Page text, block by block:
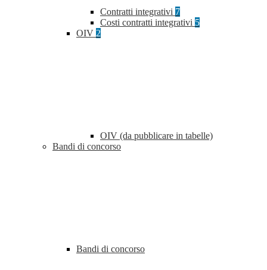
Contratti integrativi 7
Costi contratti integrativi 5
OIV 2
OIV (da pubblicare in tabelle)
Bandi di concorso
Bandi di concorso